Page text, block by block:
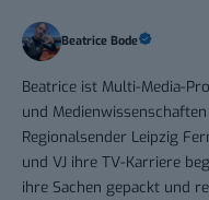
Beatrice Bode
Beatrice ist Multi-Media-
und
Regionalsender Leipzig
und VJ ihre TV-Karriere
ihre Sachen gepackt und